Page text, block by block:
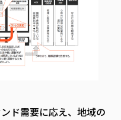
ド需要に応え、地域の